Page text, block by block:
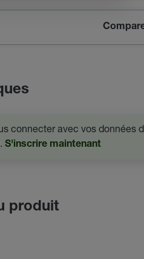
connecter avec vos données
S'inscrire maintenant
produit